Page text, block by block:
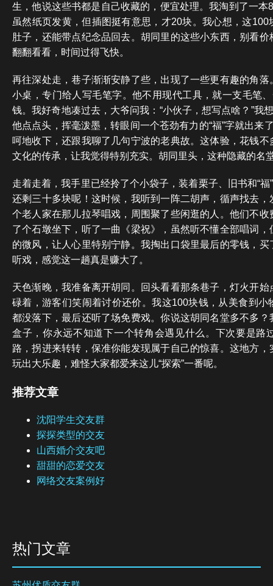
生，他说这些书都是自己收藏的，便宜处理。我淘到了一本
虽然纸页发黄，但插图挺有意思，才20块。我心想，这
肚子，还能带点纪念品回去。胡同里的这些小东西，别看
翻翻看看，时间过得飞快。
再往深处走，巷子渐渐安静了些，出现了一些更有趣的角
小桌，专门给人写毛笔字。他不用现代工具，就一支毛笔
钱。我好奇地凑过去，大爷问我：“小伙子，想写点啥？”我
他点点头，挥毫泼墨，转眼间一个苍劲有力的“福”字就出来
呵地收下，还跟我聊了几句宁波的老典故。这体验，花钱
文化的传承，让我觉得特别充实。胡同里头，这种隐藏的名
走着走着，我手里已经拎了个小袋子，装着栗子、旧书和“
还剩三十多块呢！这时候，我听到一阵二胡声，循声找去
个老人家在那儿拉琴唱戏，周围聚了些闲逛的人。他们不
了个石墩坐下，听了一曲《梁祝》，虽然听不懂全部唱词
的微风，让人心里特别宁静。我掏出口袋里最后的零钱，
听戏，感觉这一趟真是赚大了。
天色渐晚，我准备离开胡同。回头看看那条巷子，灯火开
碌着，游客们笑闹着讨价还价。我这100块钱，从美食到小
都没落下，最后还听了场免费戏。你说这胡同名堂多不多
盒子，你永远不知道下一个转角会遇见什么。下次要是路
路，拐进来转转，保准你能发现属于自己的惊喜。这地方
玩出大乐趣，难怪大家都爱来这儿“探索”一番呢。
推荐文章
沈阳学生交友群
探探类型的交友
山西婚介交友吧
甜甜的恋爱交友
网络交友案例好
热门文章